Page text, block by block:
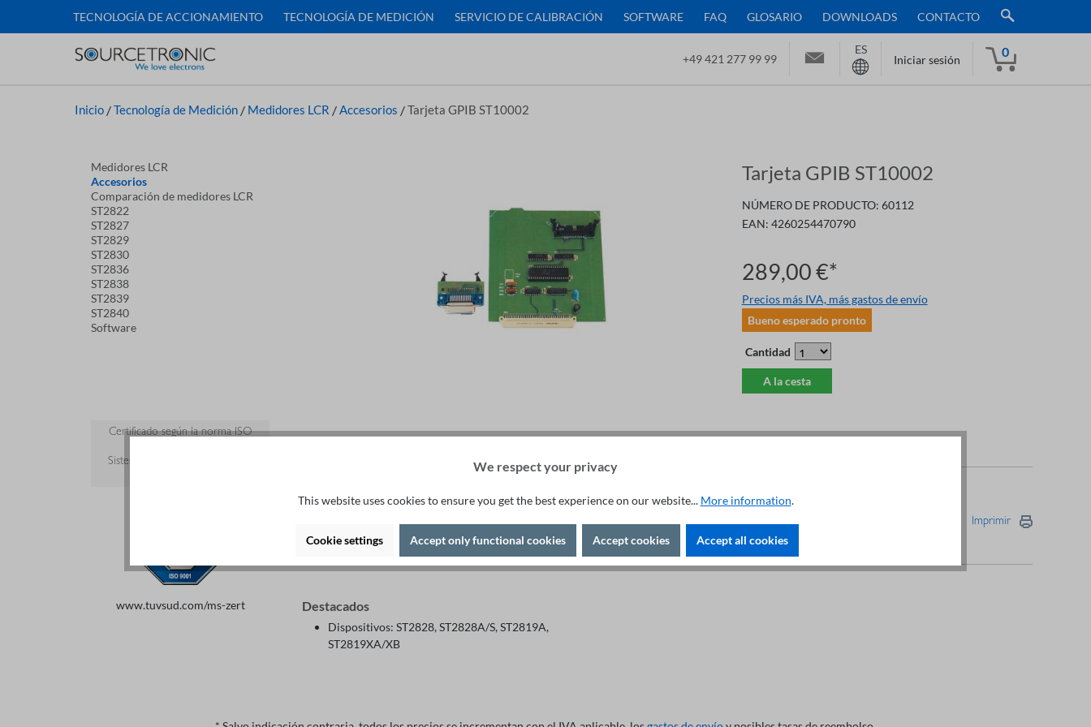
TECNOLOGÍA DE ACCIONAMIENTO TECNOLOGÍA DE MEDICIÓN SERVICIO DE CALIBRACIÓN SOFTWARE FAQ GLOSARIO DOWNLOADS CONTACTO
+49 421 277 99 99
ES
Iniciar sesión
0
Inicio /Tecnología de Medición / Medidores LCR /Accesorios /Tarjeta GPIB ST10002
Medidores LCR
Accesorios
Comparación de medidores LCR
ST2822
ST2827
ST2829
ST2830
ST2836
ST2838
ST2839
ST2840
Software
Certificado según la norma ISO
Sistema de gestión de la calidad
www.tuvsud.com/ms-zert
Tarjeta GPIB ST10002
NÚMERO DE PRODUCTO: 60112
EAN: 4260254470790
289,00 €*
Precios más IVA, más gastos de envío
Bueno esperado pronto
Cantidad
A la cesta
Detalles
Asesoramiento Especializado +49 421 277 9999
Imprimir
Descripción
Destacados
Dispositivos: ST2828, ST2828A/S, ST2819A,
ST2819XA/XB
We respect your privacy
This website uses cookies to ensure you get the best experience on our website... More information.
Cookie settings Accept only functional cookies Accept cookies Accept all cookies